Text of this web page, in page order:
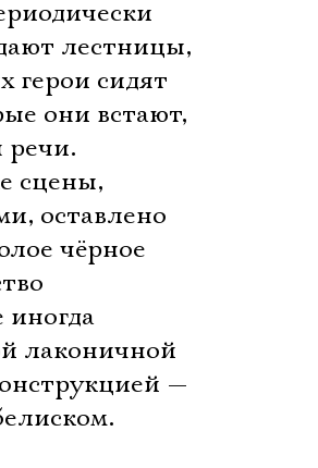
лестницы,
герои сидят
они встают,
речи.
сцены,
оставлено
чёрное
иногда
лаконичной
—